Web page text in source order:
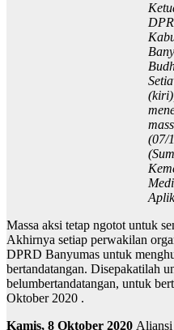
(07/
Massa aksi tetap ngotot untuk
Akhirnya setiap perwakilan
DPRD Banyumas untuk
bertandatangan. Disepakatilah
belumbertandatangan, untuk
Oktober 2020 .
Kamis, 8 Oktober 2020 Aliansi